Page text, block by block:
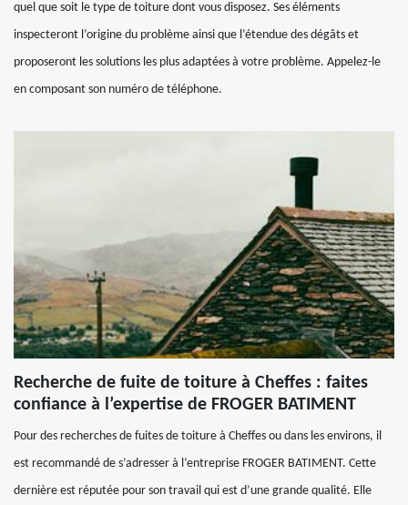
quel que soit le type de toiture dont vous disposez. Ses éléments
inspecteront l’origine du problème ainsi que l’étendue des dégâts et
proposeront les solutions les plus adaptées à votre problème. Appelez-le
en composant son numéro de téléphone.
Recherche de fuite de toiture à Cheffes : faites
confiance à l’expertise de FROGER BATIMENT
Pour des recherches de fuites de toiture à Cheffes ou dans les environs, il
est recommandé de s’adresser à l’entreprise FROGER BATIMENT. Cette
dernière est réputée pour son travail qui est d’une grande qualité. Elle